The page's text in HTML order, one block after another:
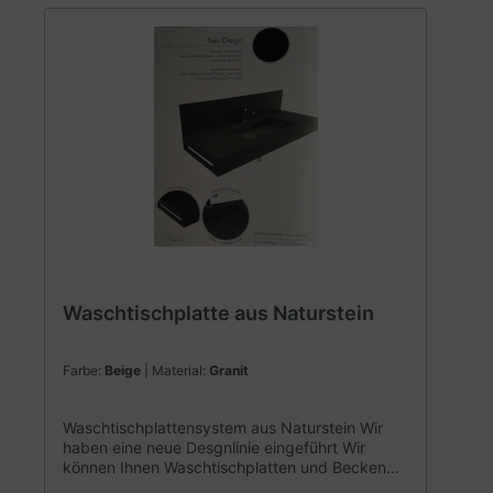
Waschtischplatte aus Naturstein
Farbe: Beige | Material: Granit
Waschtischplattensystem aus Naturstein Wir
haben eine neue Desgnlinie eingeführt Wir
können Ihnen Waschtischplatten und Becken